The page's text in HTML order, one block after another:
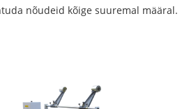
nõudeid kõige suuremal määral.